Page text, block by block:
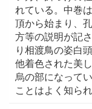
れている。中巻
頂から始まり、
方等の説明が記
り相渡鳥の姿白
他着色された美
烏の部になって
ことはよく知ら